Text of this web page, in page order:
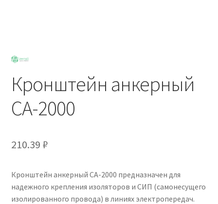
Кронштейн анкерный
CA-2000
210.39 ₽
Кронштейн анкерный CA-2000 предназначен для
надежного крепления изоляторов и СИП (самонесущего
изолированного провода) в линиях электропередач.